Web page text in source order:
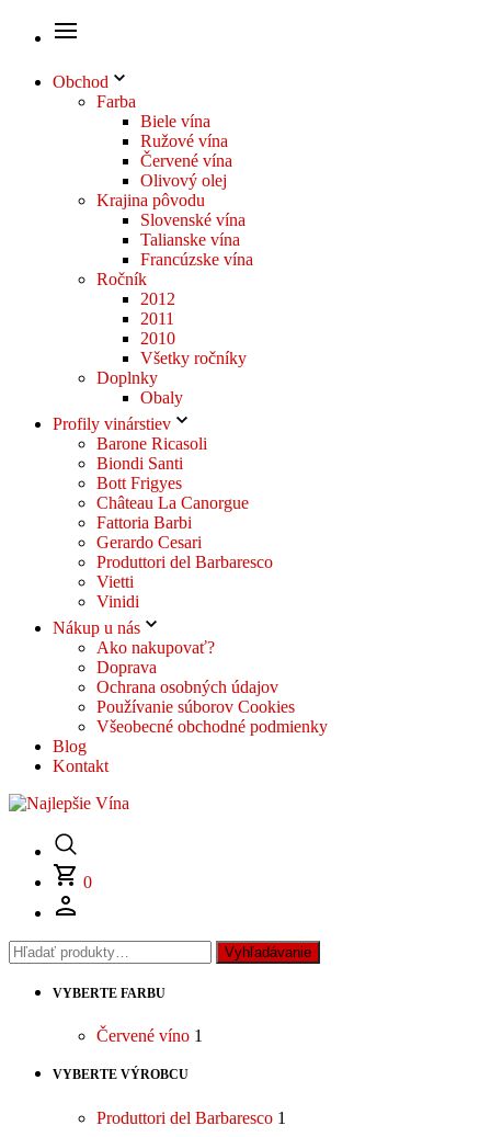
Obchod
Farba
Biele vína
Ružové vína
Červené vína
Olivový olej
Krajina pôvodu
Slovenské vína
Talianske vína
Francúzske vína
Ročník
2012
2011
2010
Všetky ročníky
Doplnky
Obaly
Profily vinárstiev
Barone Ricasoli
Biondi Santi
Bott Frigyes
Château La Canorgue
Fattoria Barbi
Gerardo Cesari
Produttori del Barbaresco
Vietti
Vinidi
Nákup u nás
Ako nakupovať?
Doprava
Ochrana osobných údajov
Používanie súborov Cookies
Všeobecné obchodné podmienky
Blog
Kontakt
0
Hľadať: Vyhľadávanie
VYBERTE FARBU
Červené víno 1
VYBERTE VÝROBCU
Produttori del Barbaresco 1